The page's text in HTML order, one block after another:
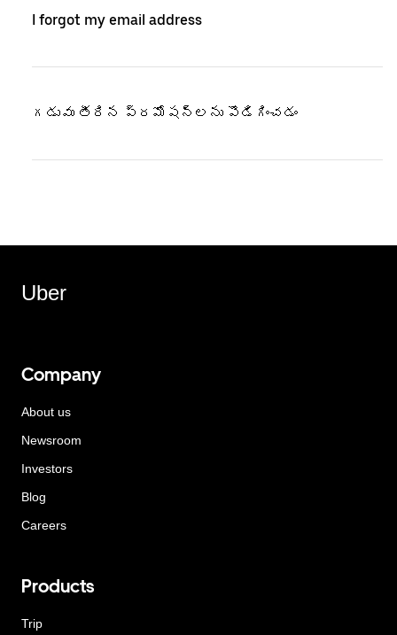
I forgot my email address
గడువు తీరిన ప్రమోషన్‌లను పొడిగించడం
Uber
Company
About us
Newsroom
Investors
Blog
Careers
Products
Trip